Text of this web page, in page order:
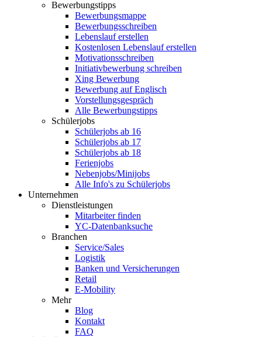
Bewerbungstipps
Bewerbungsmappe
Bewerbungsschreiben
Lebenslauf erstellen
Kostenlosen Lebenslauf erstellen
Motivationsschreiben
Initiativbewerbung schreiben
Xing Bewerbung
Bewerbung auf Englisch
Vorstellungsgespräch
Alle Bewerbungstipps
Schülerjobs
Schülerjobs ab 16
Schülerjobs ab 17
Schülerjobs ab 18
Ferienjobs
Nebenjobs/Minijobs
Alle Info's zu Schülerjobs
Unternehmen
Dienstleistungen
Mitarbeiter finden
YC-Datenbanksuche
Branchen
Service/Sales
Logistik
Banken und Versicherungen
Retail
E-Mobility
Mehr
Blog
Kontakt
FAQ